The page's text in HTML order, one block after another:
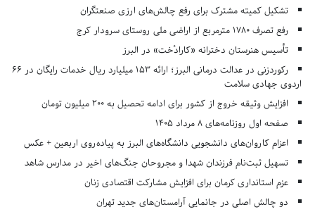
تشکیل کمیته مشترک برای رفع چالش‌های ارزی صنعتگران
رفع تصرف ۱۷۸۰ مترمربع از اراضی ملی روستای سرودار کرج
تأسیس هنرستان دخترانه «کارادُخت» در البرز
رکوردزنی در عدالت درمانی البرز؛ ارائه ۱۵۳ میلیارد ریال خدمات رایگان در ۶۶
اردوی جهادی سلامت
افزایش وثیقه خروج از کشور برای ادامه تحصیل به ۲۰۰ میلیون تومان
صفحه اول روزنامه‌های 8 مرداد 1405
اعزام کاروان‌های دانشجویی دانشگاه‌های البرز به پیاده‌روی اربعین + عکس
تسهیل ثبت‌نام فرزندان شهدا و مجروحان جنگ‌های اخیر در مدارس شاهد
عزم استانداری کرمان برای افزایش مشارکت اقتصادی زنان
دو چالش اصلی در جانمایی آرامستان‌های جدید تهران